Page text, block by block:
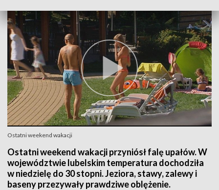
Ostatni weekend wakacji
Ostatni weekend wakacji przyniósł falę upałów. W
województwie lubelskim temperatura dochodziła
w niedzielę do 30 stopni. Jeziora, stawy, zalewy i
baseny przezywały prawdziwe oblężenie.